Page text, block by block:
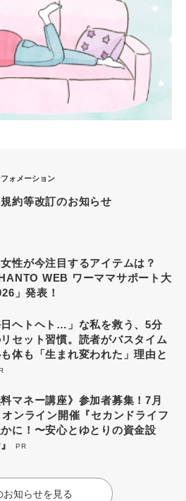
ォメーション
約等改訂のお知らせ
性が今注目するアイテムは？
WEB ワーママサポート大
」発表！
日ヘトヘト…」な私を救う、5分
セット習慣。読者がバスタイム
体も「生まれ変われた」理由と
料マネー講座》参加者募集！7月
ンライン開催『セカンドライフ
に！〜安心とゆとりの資金設
PR
お知らせを見る